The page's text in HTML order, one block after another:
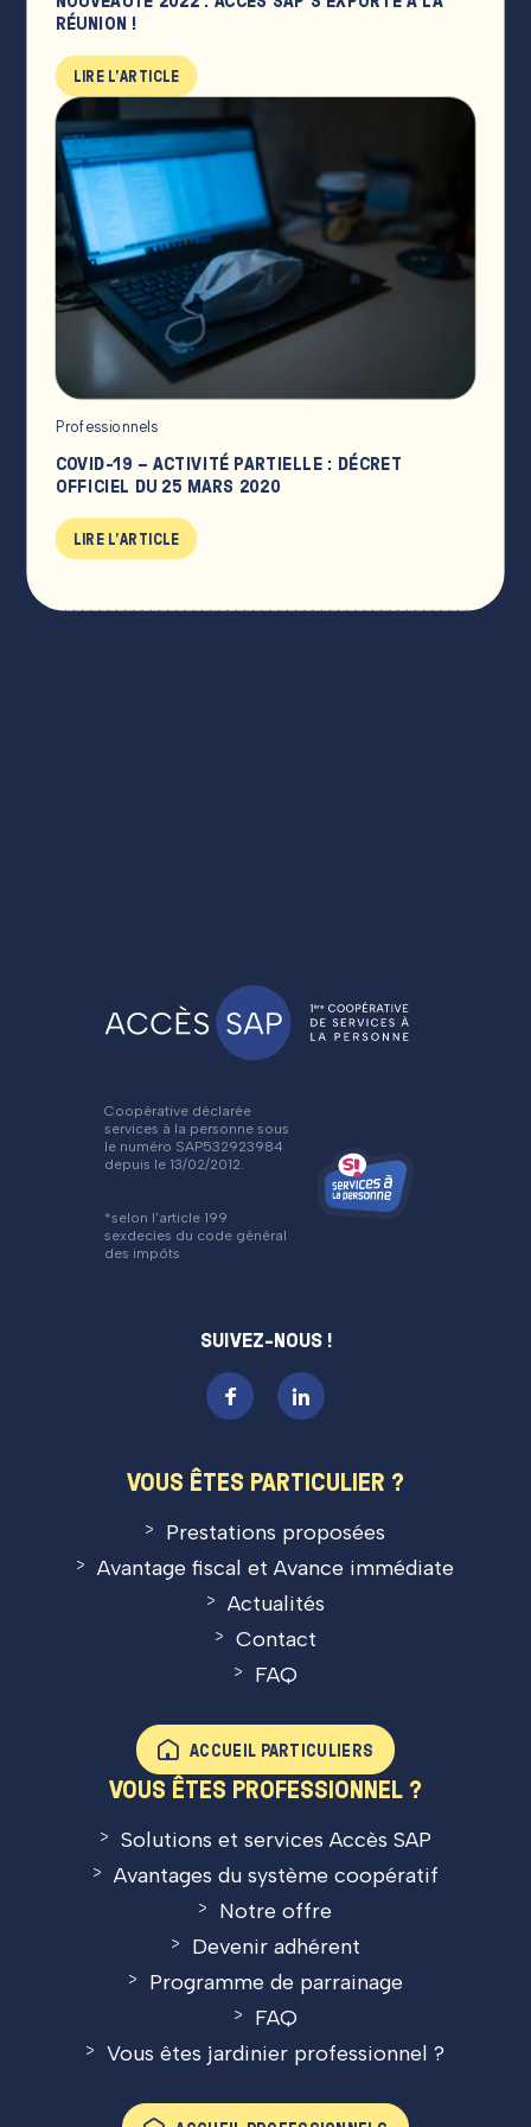
RÉUNION !
LIRE L'ARTICLE
Professionnels
COVID-19 – ACTIVITÉ PARTIELLE : DÉCRET
OFFICIEL DU 25 MARS 2020
LIRE L'ARTICLE
Coopérative déclarée
services à la personne sous
le numéro SAP532923984
depuis le 13/02/2012.
*selon l'article 199
sexdecies du code général
des impôts
SUIVEZ-NOUS !
VOUS ÊTES PARTICULIER ?
Prestations proposées
Avantage fiscal et Avance immédiate
Actualités
Contact
FAQ
ACCUEIL PARTICULIERS
VOUS ÊTES PROFESSIONNEL ?
Solutions et services Accès SAP
Avantages du système coopératif
Notre offre
Devenir adhérent
Programme de parrainage
FAQ
Vous êtes jardinier professionnel ?